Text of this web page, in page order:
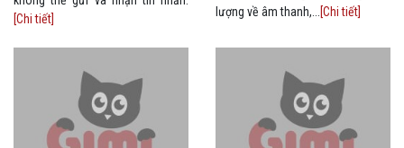
[Chi tiết]
lượng về âm thanh,...
[Chi tiết]